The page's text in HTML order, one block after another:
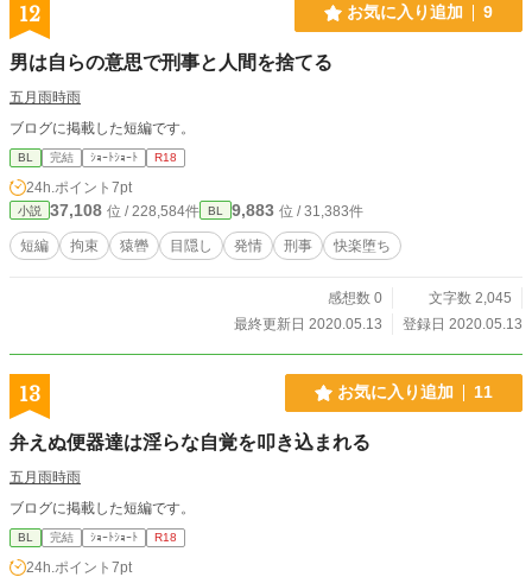
12 お気に入り追加 9
男は自らの意思で刑事と人間を捨てる
五月雨時雨
ブログに掲載した短編です。
BL 完結 ｼｮｰﾄｼｮｰﾄ R18
24h.ポイント 7pt
小説 37,108 位 / 228,584件 BL 9,883 位 / 31,383件
短編 拘束 猿轡 目隠し 発情 刑事 快楽堕ち
感想数 0
文字数 2,045
最終更新日 2020.05.13
登録日 2020.05.13
13 お気に入り追加 11
弁えぬ便器達は淫らな自覚を叩き込まれる
五月雨時雨
ブログに掲載した短編です。
BL 完結 ｼｮｰﾄｼｮｰﾄ R18
24h.ポイント 7pt